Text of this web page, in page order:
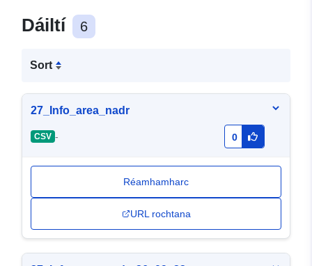
Dáiltí 6
Sort
27_Info_area_nadr
CSV - 0
Réamhamharc
URL rochtana